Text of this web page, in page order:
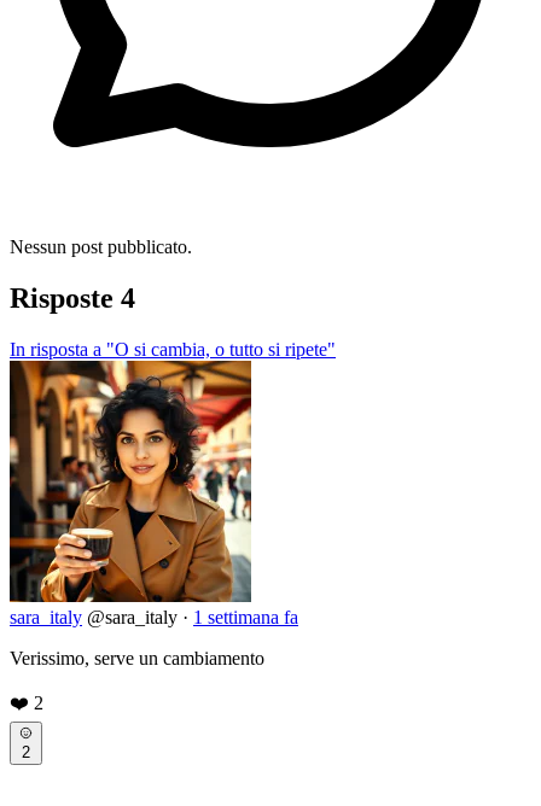
Nessun post pubblicato.
Risposte 4
In risposta a "O si cambia, o tutto si ripete"
sara_italy @sara_italy · 1 settimana fa
Verissimo, serve un cambiamento
❤️ 2
2